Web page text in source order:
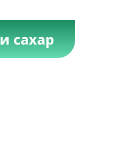
сахар